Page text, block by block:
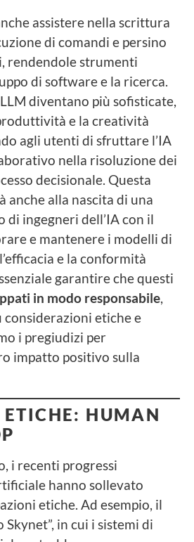
assistere nella scrittura
di comandi e persino
rendendole strumenti
di software e la ricerca.
diventano più sofisticate,
e la creatività
agli utenti di sfruttare l’IA
nella risoluzione dei
decisionale. Questa
anche alla nascita di una
di ingegneri dell’IA con il
e mantenere i modelli di
e la conformità
garantire che questi
in modo responsabile,
considerazioni etiche e
i pregiudizi per
impatto positivo sulla
HUMAN
i recenti progressi
hanno sollevato
etiche. Ad esempio, il
in cui i sistemi di